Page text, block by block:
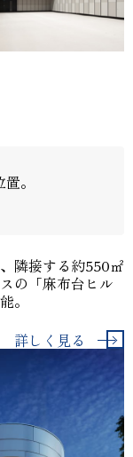
。
隣接する約550㎡
の「麻布台ヒル
。
詳しく見る